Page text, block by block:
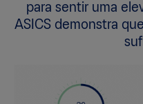
para sentir uma
ASICS demonstra